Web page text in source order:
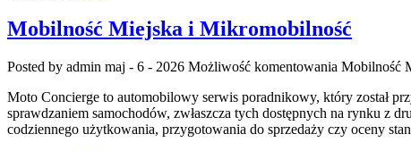
Mobilność Miejska i Mikromobilność
Posted by admin maj - 6 - 2026 Możliwość komentowania Mobilność
Moto Concierge to automobilowy serwis poradnikowy, który został
sprawdzaniem samochodów, zwłaszcza tych dostępnych na rynku z
codziennego użytkowania, przygotowania do sprzedaży czy oceny